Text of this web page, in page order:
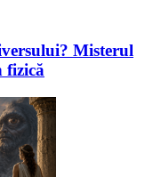
Misterul
fizică